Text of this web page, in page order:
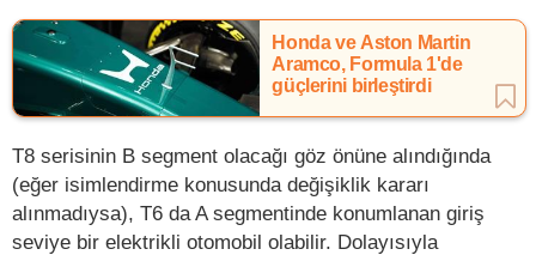
Honda ve Aston Martin
Aramco, Formula 1'de
güçlerini birleştirdi
T8 serisinin B segment olacağı göz önüne alındığında
(eğer isimlendirme konusunda değişiklik kararı
alınmadıysa), T6 da A segmentinde konumlanan giriş
seviye bir elektrikli otomobil olabilir. Dolayısıyla